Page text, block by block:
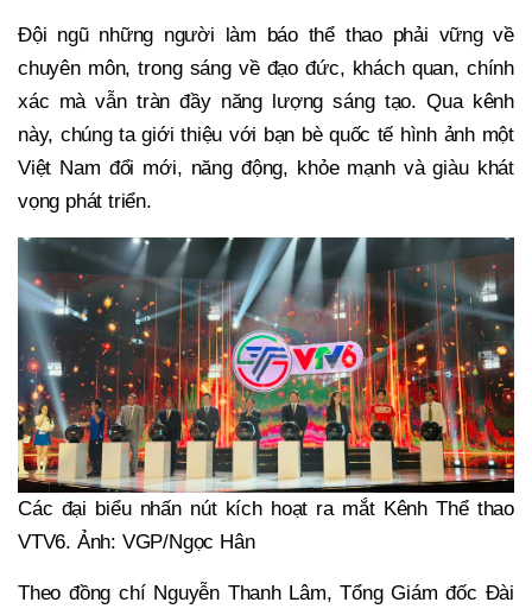
Đội ngũ những người làm báo thể thao phải vững về
chuyên môn, trong sáng về đạo đức, khách quan, chính
xác mà vẫn tràn đầy năng lượng sáng tạo. Qua kênh
này, chúng ta giới thiệu với bạn bè quốc tế hình ảnh một
Việt Nam đổi mới, năng động, khỏe mạnh và giàu khát
vọng phát triển.
Các đại biểu nhấn nút kích hoạt ra mắt Kênh Thể thao
VTV6. Ảnh: VGP/Ngọc Hân
Theo đồng chí Nguyễn Thanh Lâm, Tổng Giám đốc Đài